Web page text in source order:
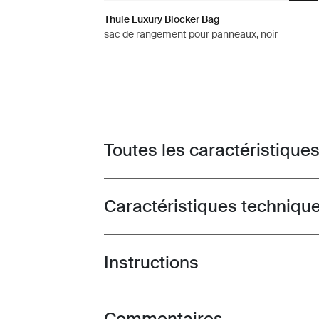
Thule Luxury Blocker Bag
sac de rangement pour panneaux, noir
Toggle features
Toutes les caractéristiques
Toggle techspec
Caractéristiques
Toggle guides and instructions
Instructions